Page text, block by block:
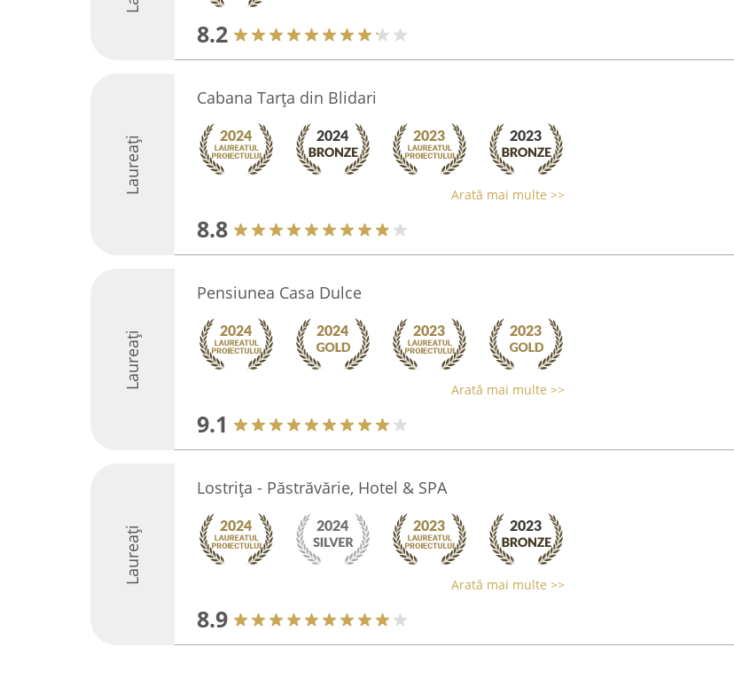
8.2
Laureați
Cabana Tarța din Blidari
Arată mai multe >>
8.8
Laureați
Pensiunea Casa Dulce
Arată mai multe >>
9.1
Laureați
Lostrița - Păstrăvărie, Hotel & SPA
Arată mai multe >>
8.9